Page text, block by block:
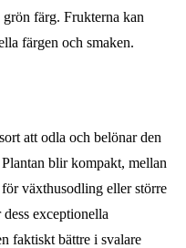
grön färg. Frukterna kan
färgen och smaken.
att odla och belönar den
blir kompakt, mellan
växthusodling eller större
exceptionella
faktiskt bättre i svalare